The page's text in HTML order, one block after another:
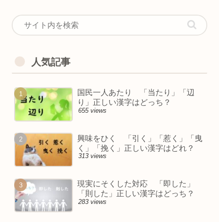
人気記事
国民一人あたり 「当たり」「辺
り」正しい漢字はどっち？
655 views
興味をひく 「引く」「惹く」「曳
く」「挽く」正しい漢字はどれ？
313 views
現実にそくした対応 「即した」
「則した」正しい漢字はどっち？
283 views